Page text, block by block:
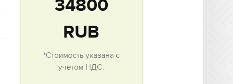
34800
RUB
*Стоимость указана с
учётом НДС.